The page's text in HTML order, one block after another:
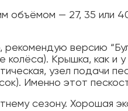
объёмом — 27, 35 или
рекомендую версию
Крышка, как и
узел подачи
Именно этот
сезону. Хорошая